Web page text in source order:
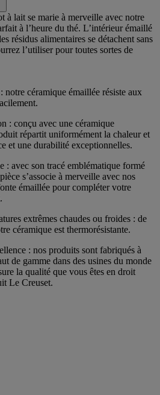
à lait se marie à merveille avec notre
à l’heure du thé. L’intérieur émaillé
résidus alimentaires se détachent sans
l’utiliser pour toutes sortes de
notre céramique émaillée résiste aux
: conçu avec une céramique
répartit uniformément la chaleur et
et une durabilité exceptionnelles.
: avec son tracé emblématique formé
s’associe à merveille avec nos
émaillée pour compléter votre
extrêmes chaudes ou froides : de
céramique est thermorésistante.
: nos produits sont fabriqués à
de gamme dans des usines du monde
la qualité que vous êtes en droit
Le Creuset.